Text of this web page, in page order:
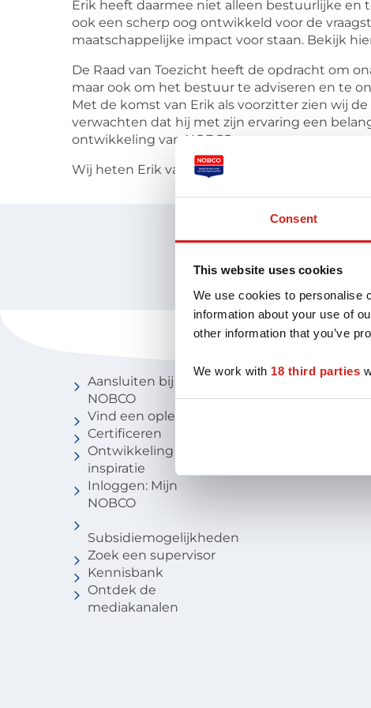
Consent
This website uses cookies
We use cookies to personalise
information about your use of
other information that you’ve
We work with 18 third parties
Erik heeft daarmee niet alleen bestuurlijke
ook een scherp oog ontwikkeld voor de
maatschappelijke impact voor staan. Bekijk
De Raad van Toezicht heeft de opdracht om
maar ook om het bestuur te adviseren en te
Met de komst van Erik als voorzitter zien wij
verwachten dat hij met zijn ervaring een
ontwikkeling van NOBCO.
Wij heten Erik van harte welkom en kijken uit
Aansluiten bij
NOBCO
Vind een opleiding
Certificeren
Ontwikkeling en
inspiratie
Inloggen: Mijn
NOBCO
Subsidiemogelijkheden
Zoek een supervisor
Kennisbank
Ontdek de
mediakanalen
Vind een
Vind een coach
Vind een